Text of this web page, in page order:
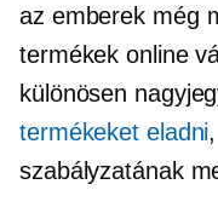
az emberek még
termékek online
különösen
termékeket eladni
szabályzatának